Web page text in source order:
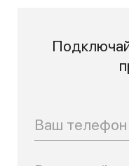
Телефон